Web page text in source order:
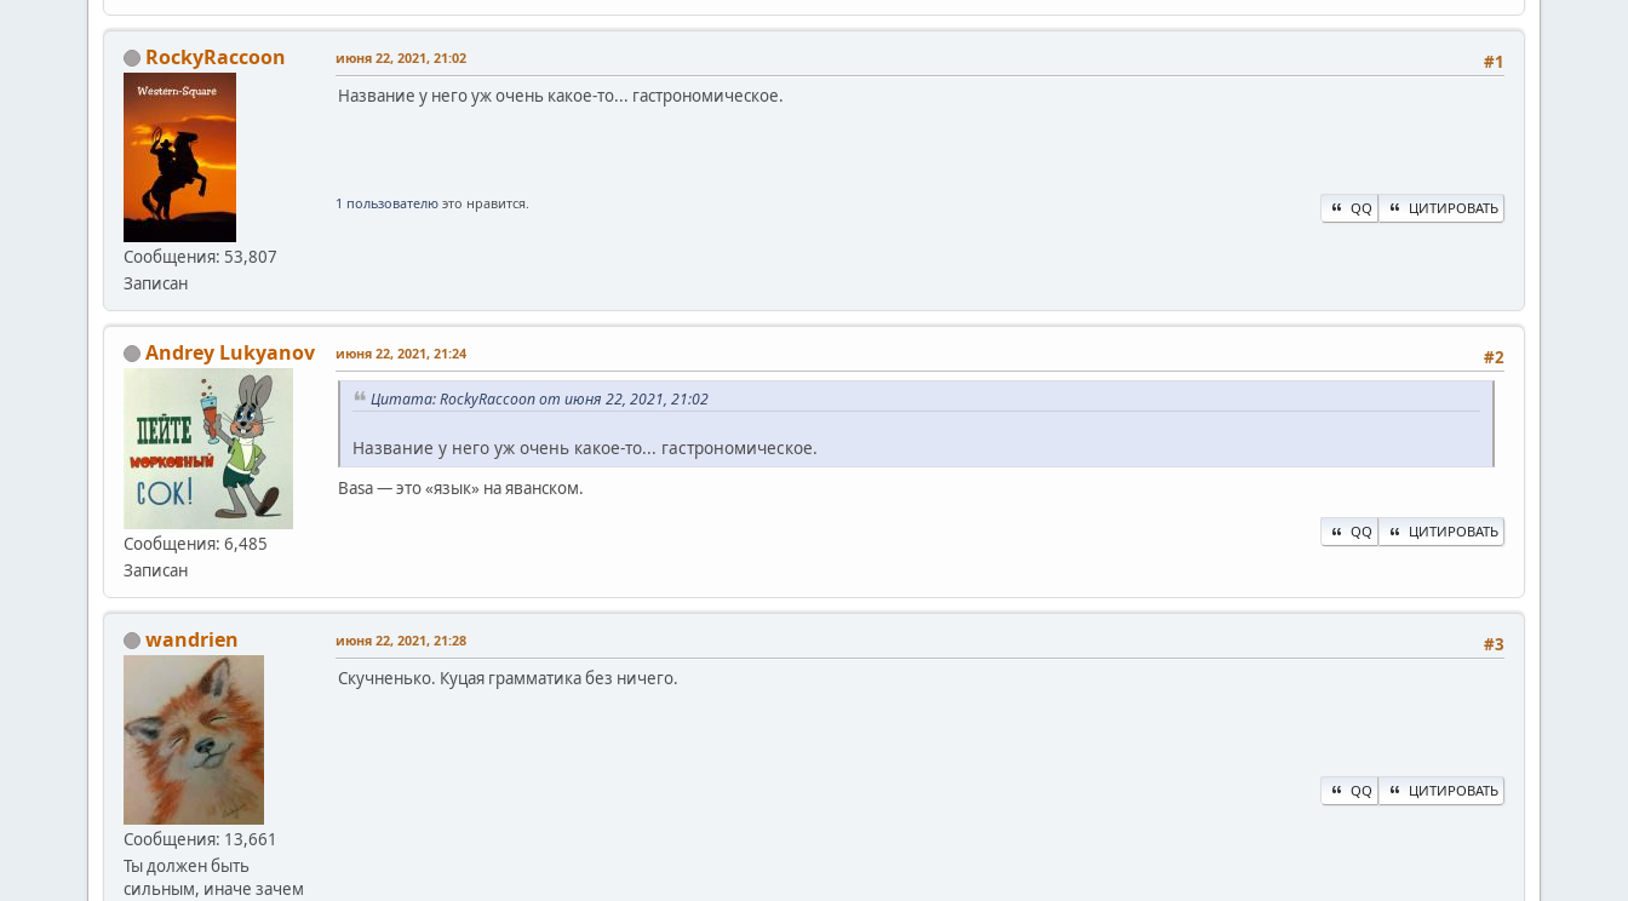
RockyRaccoon
Сообщения: 53,807
Записан
#1
июня 22, 2021, 21:02
Название у него уж очень какое-то... гастрономическое.
1 пользователю это нравится. QQ ЦИТИРОВАТЬ
Andrey Lukyanov
Сообщения: 6,485
Записан
#2
июня 22, 2021, 21:24
Цитата: RockyRaccoon от июня 22, 2021, 21:02
Название у него уж очень какое-то... гастрономическое.
Basa — это «язык» на яванском.
QQ ЦИТИРОВАТЬ
wandrien
Сообщения: 13,661
Ты должен быть
сильным, иначе зачем
#3
июня 22, 2021, 21:28
Скучненько. Куцая грамматика без ничего.
QQ ЦИТИРОВАТЬ